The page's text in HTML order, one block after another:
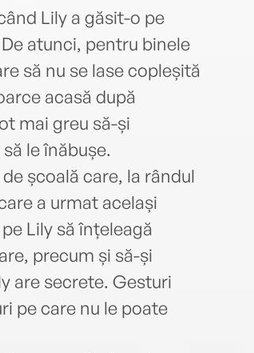
Lily a găsit-o pe
atunci, pentru binele
să nu se lase copleșită
acasă după
mai greu să-și
le înăbușe.
școală care, la rândul
a urmat același
Lily să înțeleagă
precum și să-și
are secrete. Gesturi
pe care nu le poate